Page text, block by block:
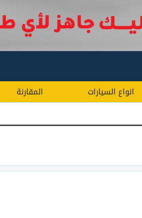
انواع السيارات المقارنة